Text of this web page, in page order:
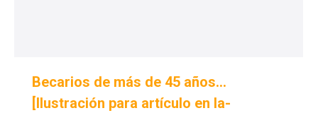
Becarios de más de 45 años…
[Ilustración para artículo en la-